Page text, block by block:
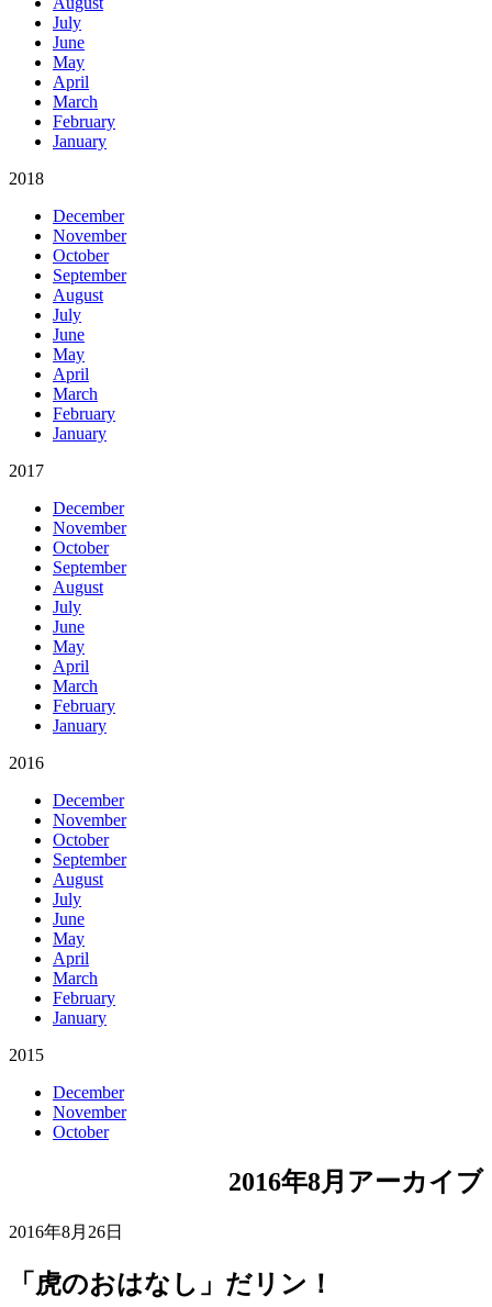
July
June
May
April
March
February
January
2018
December
November
October
September
August
July
June
May
April
March
February
January
2017
December
November
October
September
August
July
June
May
April
March
February
January
2016
December
November
October
September
August
July
June
May
April
March
February
January
2015
December
November
October
2016年8月アーカイブ
2016年8月26日
「虎のおはなし」だリン！